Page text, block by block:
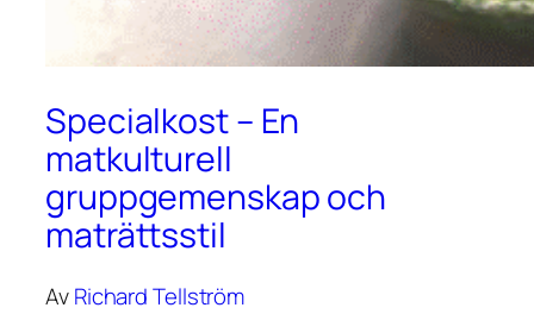
Specialkost – En
matkulturell
gruppgemenskap och
maträttsstil
AvRichard Tellström